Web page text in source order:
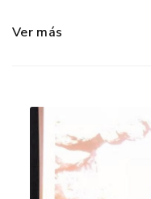
Ver más